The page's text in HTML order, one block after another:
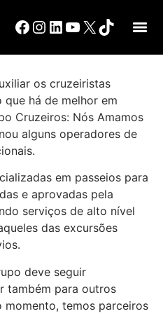
os cruzeiristas
que há de melhor em
Cruzeiros: Nós Amamos
alguns operadores de
em passeios para
e aprovadas pela
serviços de alto nível
das excursões
deve seguir
também para outros
momento, temos parceiros